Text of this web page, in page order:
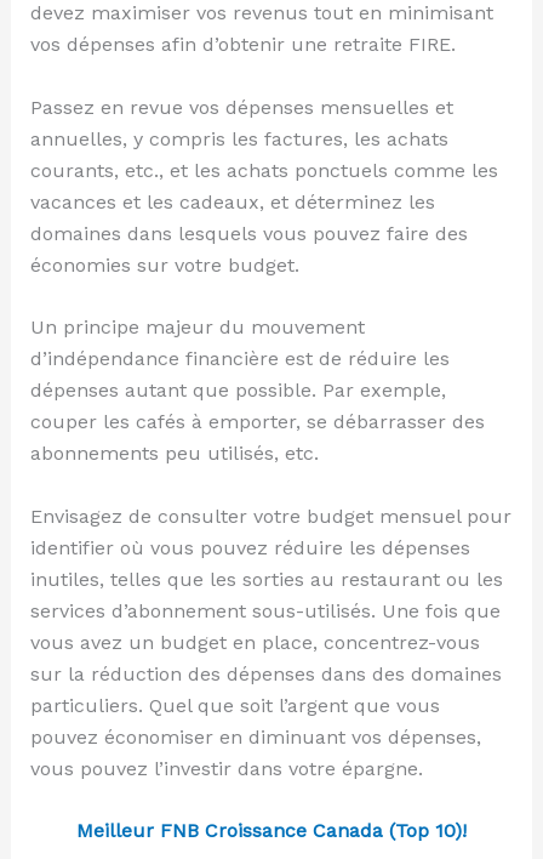
devez maximiser vos revenus tout en minimisant
vos dépenses afin d’obtenir une retraite FIRE.
Passez en revue vos dépenses mensuelles et
annuelles, y compris les factures, les achats
courants, etc., et les achats ponctuels comme les
vacances et les cadeaux, et déterminez les
domaines dans lesquels vous pouvez faire des
économies sur votre budget.
Un principe majeur du mouvement
d’indépendance financière est de réduire les
dépenses autant que possible. Par exemple,
couper les cafés à emporter, se débarrasser des
abonnements peu utilisés, etc.
Envisagez de consulter votre budget mensuel pour
identifier où vous pouvez réduire les dépenses
inutiles, telles que les sorties au restaurant ou les
services d’abonnement sous-utilisés. Une fois que
vous avez un budget en place, concentrez-vous
sur la réduction des dépenses dans des domaines
particuliers. Quel que soit l’argent que vous
pouvez économiser en diminuant vos dépenses,
vous pouvez l’investir dans votre épargne.
Meilleur FNB Croissance Canada (Top 10)!